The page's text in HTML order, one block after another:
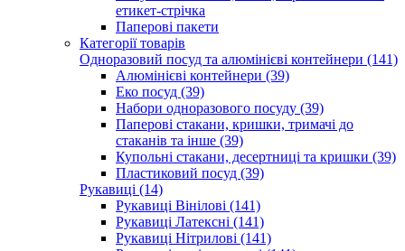
етикет-стрічка
Паперові пакети
Категорії товарів
Одноразовий посуд та алюмінієві контейнери (141)
Алюмінієві контейнери (39)
Еко посуд (39)
Набори одноразового посуду (39)
Паперові стакани, кришки, тримачі до
стаканів та інше (39)
Купольні стакани, десертниці та кришки (39)
Пластиковий посуд (39)
Рукавиці (14)
Рукавиці Вінілові (141)
Рукавиці Латексні (141)
Рукавиці Нітрилові (141)